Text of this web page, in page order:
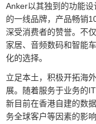
Anker以其独到的功能
的一线品牌，产品畅销
深受消费者的赞誉。不
家居、音频数码和智能
化的选择。
立足本土，积极开拓海
展。随着服务于业务的
新目前在香港自建的数
务全球客户等因素的影